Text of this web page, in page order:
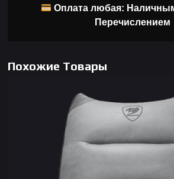
Оплата любая:
Перечислением
Похожие Товары